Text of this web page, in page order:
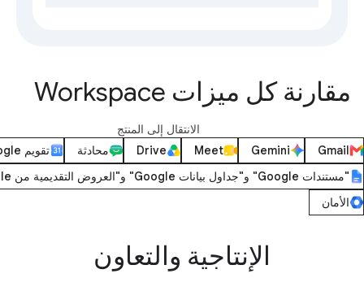
مقارنة كل ميزات Workspace
الانتقال إلى المنتج
Gmail
Gemini
Meet
Drive محادثة
تقويم Google
"مستندات Google" و"جداول بيانات Google" و"العروض التقديمية من Google"
الأمان
الإنتاجية والتعاون